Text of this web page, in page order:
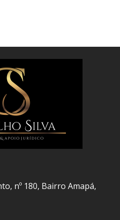
nº 180, Bairro Amapá,